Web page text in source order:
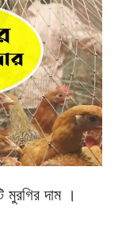
মুরগির দাম ।